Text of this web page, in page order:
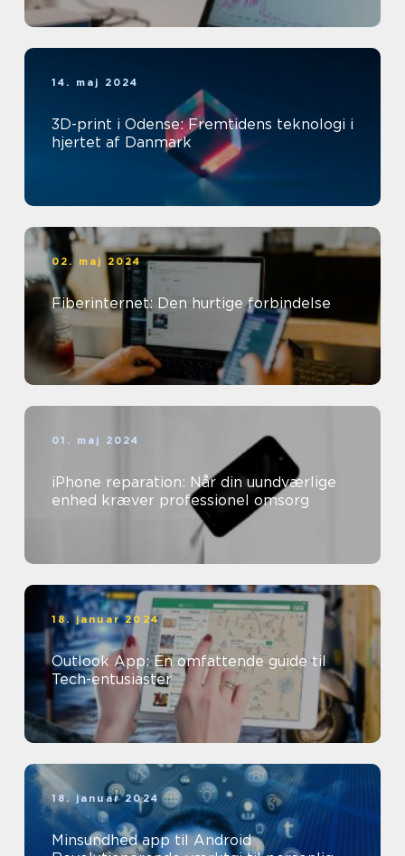
14. maj 2024
3D-print i Odense: Fremtidens teknologi i
hjertet af Danmark
02. maj 2024
Fiberinternet: Den hurtige forbindelse
01. maj 2024
iPhone reparation: Når din uundværlige
enhed kræver professionel omsorg
18. januar 2024
Outlook App: En omfattende guide til
Tech-entusiaster
18. januar 2024
Minsundhed app til Android